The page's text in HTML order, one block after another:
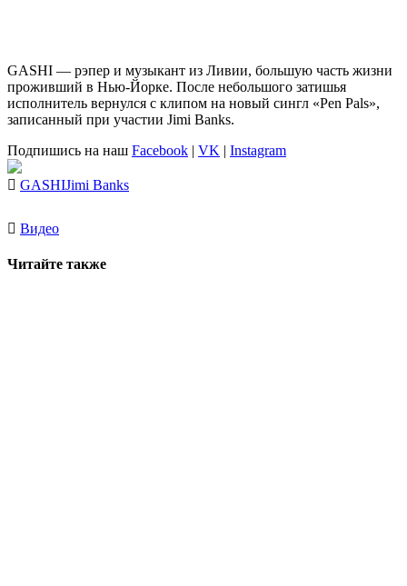
GASHI — рэпер и музыкант из Ливии, большую часть жизни
проживший в Нью-Йорке. После небольшого затишья
исполнитель вернулся с клипом на новый сингл «Pen Pals»,
записанный при участии Jimi Banks.
Подпишись на наш Facebook | VK | Instagram
GASHIJimi Banks
Видео
Читайте также